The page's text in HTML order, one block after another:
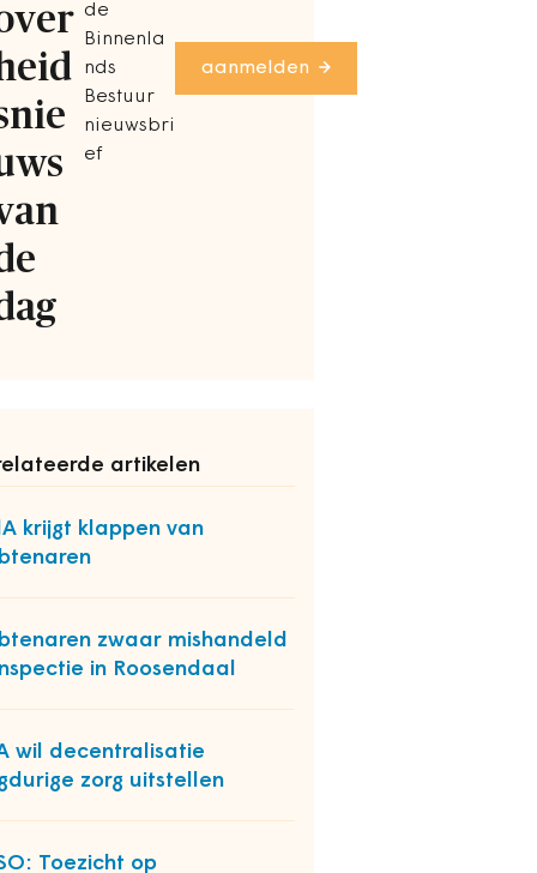
de
Binnenla
nds
Bestuur
nieuwsbri
ef
aanmelden
artikelen
krijgt klappen van
zwaar mishandeld
in Roosendaal
wil decentralisatie
zorg uitstellen
Toezicht op